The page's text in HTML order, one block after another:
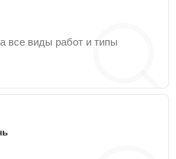
все виды работ и типы